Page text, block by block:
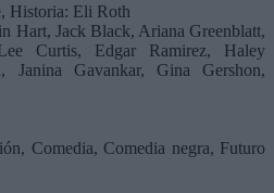
Historia: Eli Roth
Hart, Jack Black, Ariana Greenblatt,
Curtis, Edgar Ramirez, Haley
Janina Gavankar, Gina Gershon,
Comedia, Comedia negra, Futuro